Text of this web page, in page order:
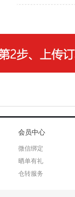
会员中心
微信绑定
晒单有礼
仓转服务